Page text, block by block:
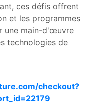
ces défis offrent
et les programmes
une main-d'œuvre
technologies de
checkout?